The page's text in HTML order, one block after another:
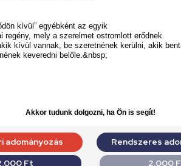
kívül” egyébként az egyik
regény, mely a szerelmet ostromlott erődnek
kívül vannak, be szeretnének kerülni, akik bent
keveredni belőle.&nbsp;
Akkor tudunk dolgozni, ha Ön is segít!